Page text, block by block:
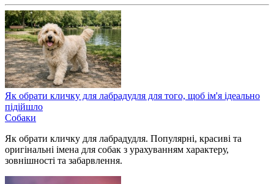
Як обрати кличку для лабрадудля для того, щоб ім'я ідеально
підійшло
Собаки
Як обрати кличку для лабрадудля. Популярні, красиві та
оригінальні імена для собак з урахуванням характеру,
зовнішності та забарвлення.